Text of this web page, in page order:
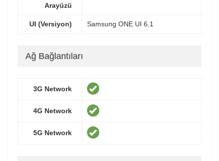
Arayüzü
UI (Versiyon) Samsung ONE UI 6.1
Ağ Bağlantıları
3G Network
4G Network
5G Network